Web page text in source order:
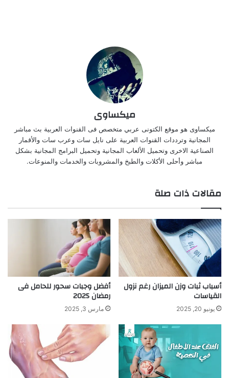
ميكساوى
ميكساوى هو موقع الكتونى عربي متخصص فى القنوات العربية بث مباشر
المجانية وترددات القنوات العربية على نايل سات وعرب سات والأقمار
الصناعية الاخرى وتحميل الألعاب المجانية وتحميل البرامج المجانية بشكل
مباشر وأحلى الأكلات والطبخ والمشروبات والخدمات والمنوعات.
مقالات ذات صلة
أسباب ثبات وزن الميزان رغم نزول
القياسات
يونيو 20, 2025
أفضل وجبات سحور للحامل فى
رمضان 2025
مارس 3, 2025